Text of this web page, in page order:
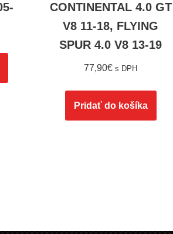
CONTINENTAL 4.0 GT
V8 11-18, FLYING
SPUR 4.0 V8 13-19
77,90€ s DPH
Pridať do košíka